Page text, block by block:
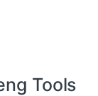
Tools